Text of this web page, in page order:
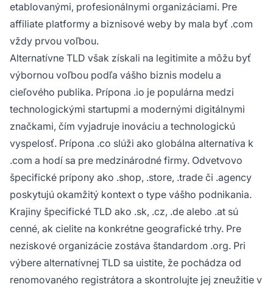
etablovanými, profesionálnymi organizáciami. Pre
affiliate platformy a biznisové weby by mala byť .com
vždy prvou voľbou.
Alternatívne TLD však získali na legitimite a môžu byť
výbornou voľbou podľa vášho biznis modelu a
cieľového publika. Prípona .io je populárna medzi
technologickými startupmi a modernými digitálnymi
značkami, čím vyjadruje inováciu a technologickú
vyspelosť. Prípona .co slúži ako globálna alternatíva k
.com a hodí sa pre medzinárodné firmy. Odvetvovo
špecifické prípony ako .shop, .store, .trade či .agency
poskytujú okamžitý kontext o type vášho podnikania.
Krajiny špecifické TLD ako .sk, .cz, .de alebo .at sú
cenné, ak cielite na konkrétne geografické trhy. Pre
neziskové organizácie zostáva štandardom .org. Pri
výbere alternatívnej TLD sa uistite, že pochádza od
renomovaného registrátora a skontrolujte jej zneužitie v